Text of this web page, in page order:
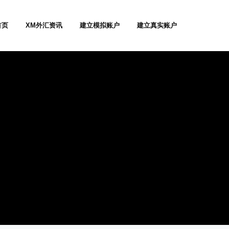
页 XM外汇资讯 建立模拟账户 建立真实账户